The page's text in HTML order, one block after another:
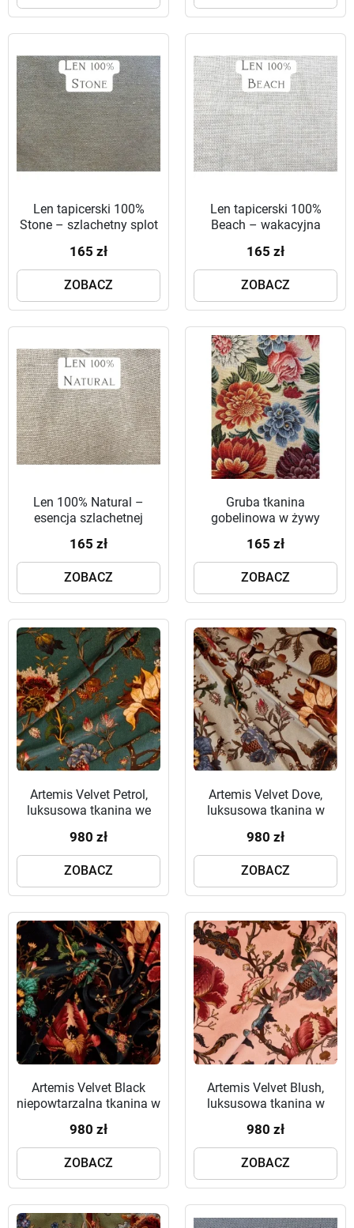
Len tapicerski 100%
Stone – szlachetny splot
165 zł
ZOBACZ
Len tapicerski 100%
Beach – wakacyjna
165 zł
ZOBACZ
Len 100% Natural –
esencja szlachetnej
165 zł
ZOBACZ
Gruba tkanina
gobelinowa w żywy
165 zł
ZOBACZ
Artemis Velvet Petrol,
luksusowa tkanina we
980 zł
ZOBACZ
Artemis Velvet Dove,
luksusowa tkanina w
980 zł
ZOBACZ
Artemis Velvet Black
niepowtarzalna tkanina w
980 zł
ZOBACZ
Artemis Velvet Blush,
luksusowa tkanina w
zgaszonego różu
980 zł
ZOBACZ